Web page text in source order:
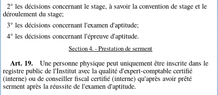
2° les décisions concernant le stage, à savoir la convention de stage et le
déroulement du stage;
3° les décisions concernant l'examen d'aptitude;
4° les décisions concernant l'épreuve d'aptitude.
Section 4. - Prestation de serment
Art. 19.
Une personne physique peut uniquement être inscrite dans le
registre public de l'Institut avec la qualité d'expert-comptable certifié
(interne) ou de conseiller fiscal certifié (interne) qu'après avoir prêté
serment après la réussite de l'examen d'aptitude.